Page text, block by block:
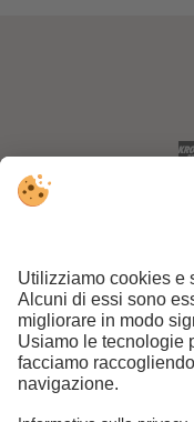
Part. IVA